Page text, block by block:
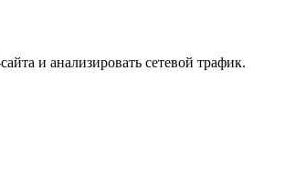
и анализировать сетевой трафик.